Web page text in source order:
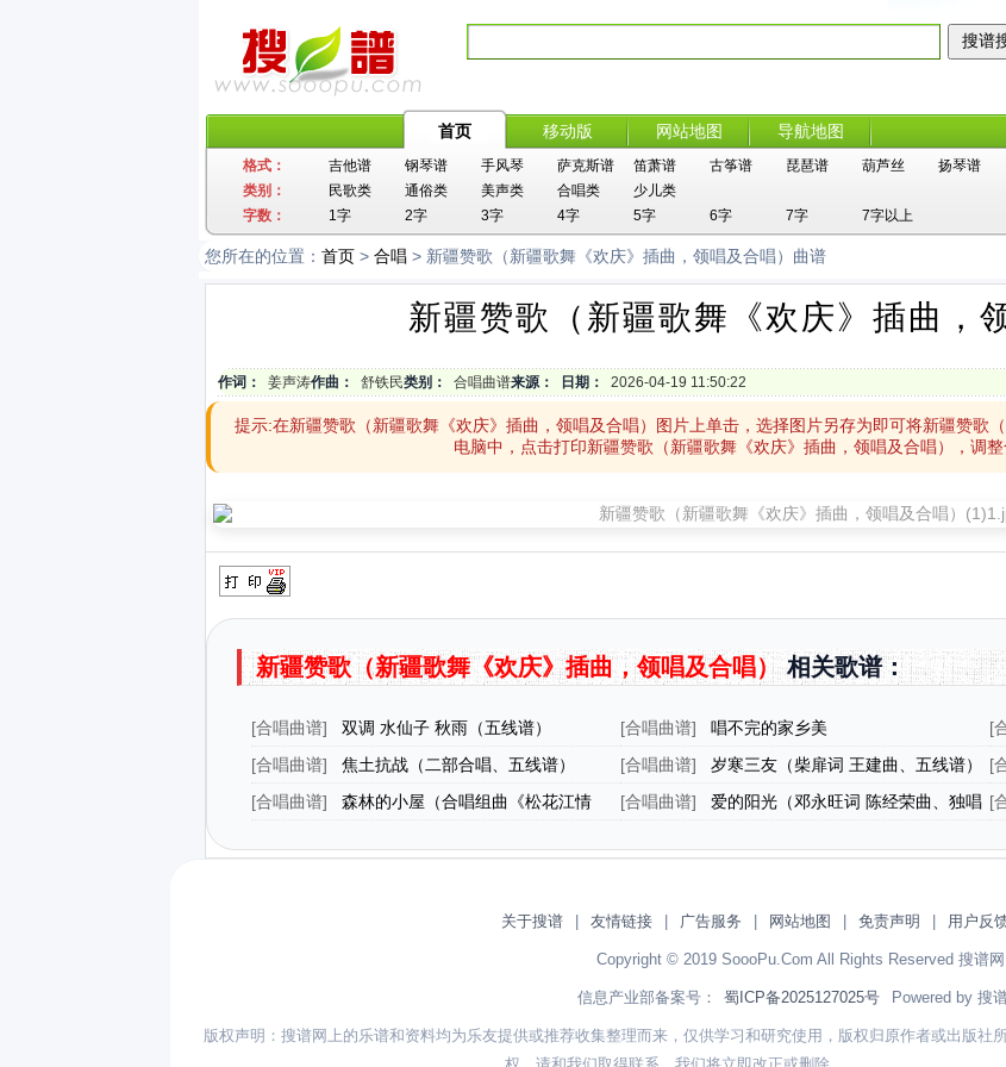
首页 移动版 网站地图 导航地图
格式： 吉他谱 钢琴谱 手风琴 萨克斯谱 笛萧谱 古筝谱 琵琶谱 葫芦丝 扬琴谱
类别：
民歌类 通俗类 美声类 合唱类
少儿类
字数：
1字 2字 3字 4字 5字 6字 7字 7字以上
您所在的位置： 首页 > 合唱 > 新疆赞歌（新疆歌舞《欢庆》插曲，领唱及合唱）曲谱
新疆赞歌（新疆歌舞《欢庆》插曲，
作词： 姜声涛作曲： 舒铁民类别： 合唱曲谱来源： 日期： 2026-04-19 11:50:22
提示:在新疆赞歌（新疆歌舞《欢庆》插曲，领唱及合唱）图片上单击，选择图片另存为即可将新疆赞歌
电脑中，点击打印新疆赞歌（新疆歌舞《欢庆》插曲，领唱及合唱），调整
新疆赞歌（新疆歌舞《欢庆》插曲，领唱及合唱）相关歌谱：
[合唱曲谱] 双调 水仙子 秋雨（五线谱） [合唱曲谱] 唱不完的家乡美 [
[合唱曲谱] 焦土抗战（二部合唱、五线谱） [合唱曲谱] 岁寒三友（柴扉词 王建曲、五线谱） [
[合唱曲谱]
森林的小屋（合唱组曲《松花江情
[合唱曲谱]
爱的阳光（邓永旺词 陈经荣曲、独唱 [
关于搜谱 友情链接 广告服务 网站地图 免责声明 用户反
Copyright © 2019 SoooPu.Com All Rights Reserved 搜谱网
信息产业部备案号： 蜀ICP备2025127025号 Powered by 搜
版权声明：搜谱网上的乐谱和资料均为乐友提供或推荐收集整理而来，仅供学习和研究使用，版权归原作者或出版社